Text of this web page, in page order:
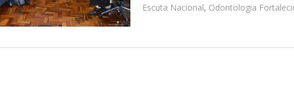
Escuta Nacional, Odontologia